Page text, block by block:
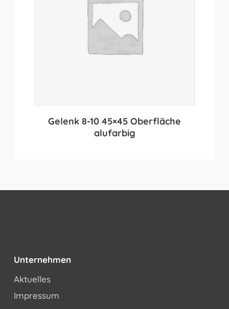
Gelenk 8-10 45×45 Oberfläche
alufarbig
Unternehmen
Aktuelles
Impressum